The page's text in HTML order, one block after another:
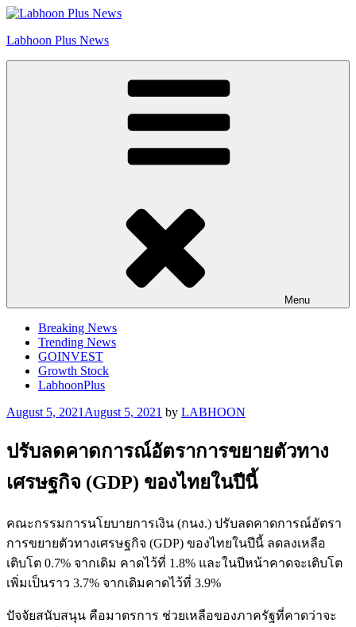
Skip
content
Labhoon Plus News
Menu
Breaking News
Trending News
GOINVEST
Growth Stock
LabhoonPlus
Posted
August 5, 2021 August 5, 2021 by LABHOON
ปรับลดคาดการณ์อัตราการขยายตัวทาง
เศรษฐกิจ (GDP) ของไทยในปีนี้
คณะกรรมการนโยบายการเงิน (กนง.) ปรับลดคาดการณ์อัตรา
การขยายตัวทางเศรษฐกิจ (GDP) ของไทยในปีนี้ ลดลงเหลือ
เติบโต 0.7% จากเดิม คาดไว้ที่ 1.8% และในปีหน้าคาดจะเติบโต
เพิ่มเป็นราว 3.7% จากเดิมคาดไว้ที่ 3.9%
ปัจจัยสนับสนุน คือมาตรการ ช่วยเหลือของภาครัฐที่คาดว่าจะ